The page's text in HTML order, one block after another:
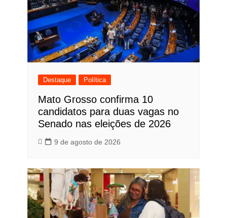
Destaque Política
Mato Grosso confirma 10
candidatos para duas vagas no
Senado nas eleições de 2026
9 de agosto de 2026